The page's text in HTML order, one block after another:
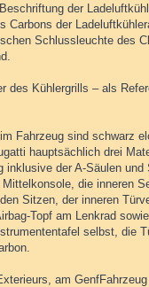
der
Carbons der
Schlussleuchte des
des Kühlergrills – als
Fahrzeug sind schwarz
hauptsächlich drei
der A-Säulen und
die inneren
Sitzen, der inneren
Topf am Lenkrad
selbst, die
am GenfFahrzeug